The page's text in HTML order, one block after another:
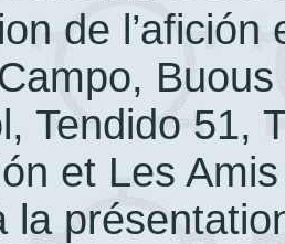
de
Tendido 51,
et Les
la